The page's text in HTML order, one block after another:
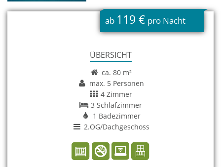
ab 119 € pro Nacht
ÜBERSICHT
ca. 80 m²
max. 5 Personen
4 Zimmer
3 Schlafzimmer
1 Badezimmer
2.OG/Dachgeschoss